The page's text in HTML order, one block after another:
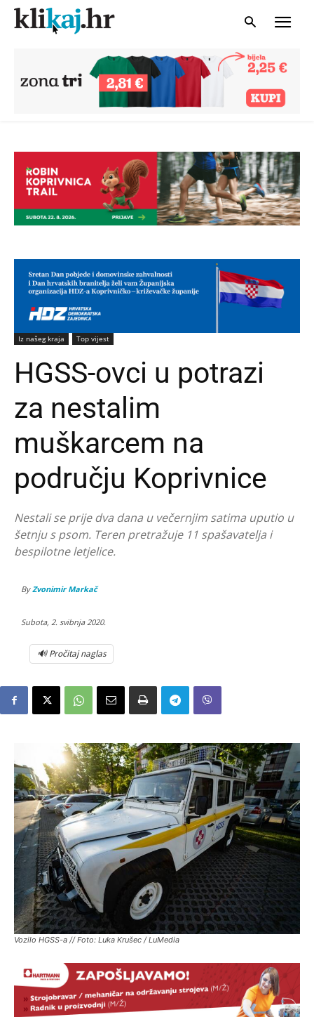
Iz našeg kraja Top vijest
HGSS-ovci u potrazi
za nestalim
muškarcem na
području Koprivnice
Nestali se prije dva dana u večernjim satima uputio u
šetnju s psom. Teren pretražuje 11 spašavatelja i
bespilotne letjelice.
By Zvonimir Markač
Subota, 2. svibnja 2020.
🔊 Pročitaj naglas
Vozilo HGSS-a // Foto: Luka Krušec / LuMedia